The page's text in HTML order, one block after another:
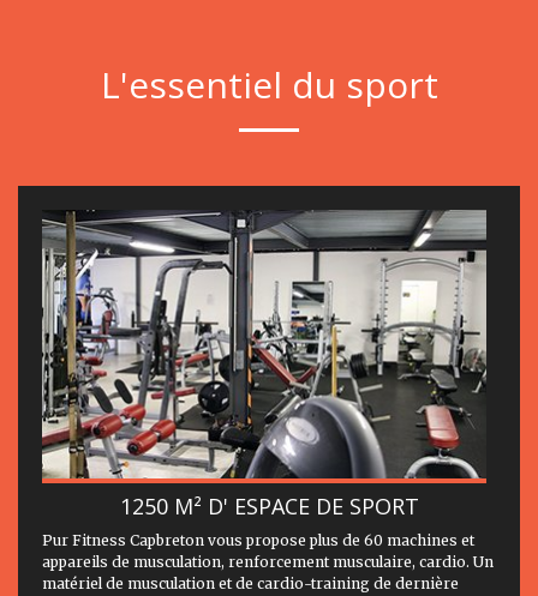
L'essentiel du sport
1250 M² D' ESPACE DE SPORT
Pur Fitness Capbreton vous propose plus de 60 machines et
appareils de musculation, renforcement musculaire, cardio. Un
matériel de musculation et de cardio-training de dernière